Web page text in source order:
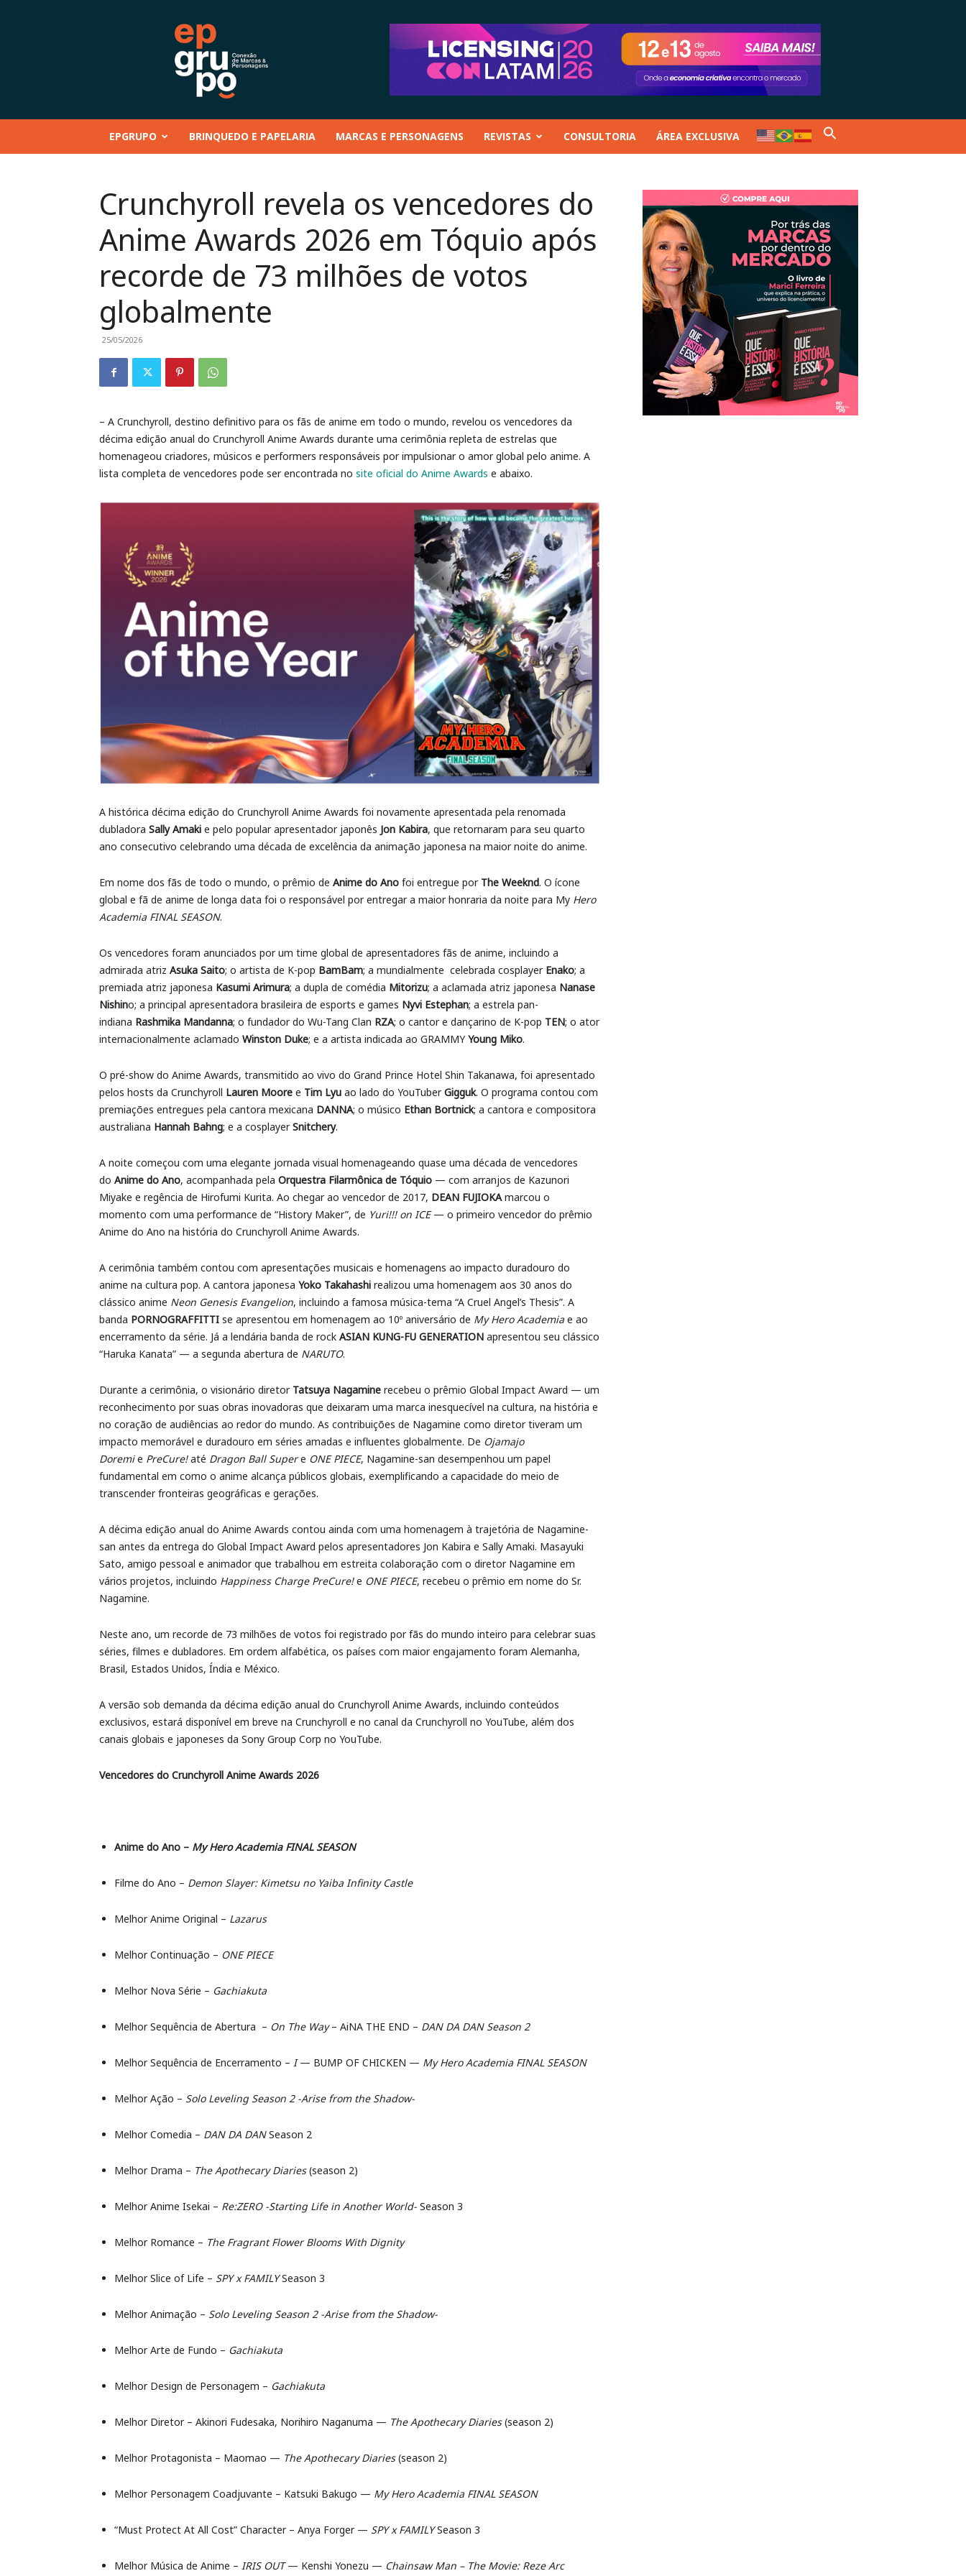
Conteúdo
Eventos
–
Personagens
–
Brinquedo
EPGRUPO BRINQUEDO E PAPELARIA MARCAS E PERSONAGENS REVISTAS CONSULTORIA ÁREA EXCLUSIVA
Crunchyroll revela os vencedores do
Anime Awards 2026 em Tóquio após
recorde de 73 milhões de votos
globalmente
25/05/2026
– A Crunchyroll, destino definitivo para os fãs de anime em todo o mundo, revelou os vencedores da
décima edição anual do Crunchyroll Anime Awards durante uma cerimônia repleta de estrelas que
homenageou criadores, músicos e performers responsáveis por impulsionar o amor global pelo anime. A
lista completa de vencedores pode ser encontrada no site oficial do Anime Awards e abaixo.
A histórica décima edição do Crunchyroll Anime Awards foi novamente apresentada pela renomada
dubladora Sally Amaki e pelo popular apresentador japonês Jon Kabira, que retornaram para seu quarto
ano consecutivo celebrando uma década de excelência da animação japonesa na maior noite do anime.
Em nome dos fãs de todo o mundo, o prêmio de Anime do Ano foi entregue por The Weeknd. O ícone
global e fã de anime de longa data foi o responsável por entregar a maior honraria da noite para My Hero
Academia FINAL SEASON.
Os vencedores foram anunciados por um time global de apresentadores fãs de anime, incluindo a
admirada atriz Asuka Saito; o artista de K-pop BamBam; a mundialmente celebrada cosplayer Enako; a
premiada atriz japonesa Kasumi Arimura; a dupla de comédia Mitorizu; a aclamada atriz japonesa Nanase
Nishino; a principal apresentadora brasileira de esports e games Nyvi Estephan; a estrela pan-
indiana Rashmika Mandanna; o fundador do Wu-Tang Clan RZA; o cantor e dançarino de K-pop TEN; o ator
internacionalmente aclamado Winston Duke; e a artista indicada ao GRAMMYYoung Miko.
O pré-show do Anime Awards, transmitido ao vivo do Grand Prince Hotel Shin Takanawa, foi apresentado
pelos hosts da Crunchyroll Lauren Moore e Tim Lyu ao lado do YouTuberGigguk. O programa contou com
premiações entregues pela cantora mexicana DANNA; o músico Ethan Bortnick; a cantora e compositora
australiana Hannah Bahng; e a cosplayerSnitchery.
A noite começou com uma elegante jornada visual homenageando quase uma década de vencedores
do Anime do Ano, acompanhada pela Orquestra Filarmônica de Tóquio — com arranjos de Kazunori
Miyake e regência de Hirofumi Kurita. Ao chegar ao vencedor de 2017, DEAN FUJIOKA marcou o
momento com uma performance de “History Maker”, de Yuri!!! on ICE— o primeiro vencedor do prêmio
Anime do Ano na história do Crunchyroll Anime Awards.
A cerimônia também contou com apresentações musicais e homenagens ao impacto duradouro do
anime na cultura pop. A cantora japonesa Yoko Takahashi realizou uma homenagem aos 30 anos do
clássico anime Neon Genesis Evangelion, incluindo a famosa música-tema “A Cruel Angel’s Thesis”. A
banda PORNOGRAFFITTI se apresentou em homenagem ao 10º aniversário de My Hero Academia e ao
encerramento da série. Já a lendária banda de rock ASIAN KUNG-FU GENERATION apresentou seu clássico
“Haruka Kanata” — a segunda abertura de NARUTO.
Durante a cerimônia, o visionário diretor Tatsuya Nagamine recebeu o prêmio Global Impact Award — um
reconhecimento por suas obras inovadoras que deixaram uma marca inesquecível na cultura, na história e
no coração de audiências ao redor do mundo. As contribuições de Nagamine como diretor tiveram um
impacto memorável e duradouro em séries amadas e influentes globalmente. De Ojamajo
Doremie PreCure!até Dragon Ball Supere ONE PIECE, Nagamine-san desempenhou um papel
fundamental em como o anime alcança públicos globais, exemplificando a capacidade do meio de
transcender fronteiras geográficas e gerações.
A décima edição anual do Anime Awards contou ainda com uma homenagem à trajetória de Nagamine-
san antes da entrega do Global Impact Award pelos apresentadores Jon Kabira e Sally Amaki. Masayuki
Sato, amigo pessoal e animador que trabalhou em estreita colaboração com o diretor Nagamine em
vários projetos, incluindo Happiness Charge PreCure!e ONE PIECE, recebeu o prêmio em nome do Sr.
Nagamine.
Neste ano, um recorde de 73 milhões de votos foi registrado por fãs do mundo inteiro para celebrar suas
séries, filmes e dubladores. Em ordem alfabética, os países com maior engajamento foram Alemanha,
Brasil, Estados Unidos, Índia e México.
A versão sob demanda da décima edição anual do Crunchyroll Anime Awards, incluindo conteúdos
exclusivos, estará disponível em breve na Crunchyroll e no canal da Crunchyroll no YouTube, além dos
canais globais e japoneses da Sony Group Corp no YouTube.
Vencedores do Crunchyroll Anime Awards 2026
Anime do Ano – My Hero Academia FINAL SEASON
Filme do Ano – Demon Slayer: Kimetsu no Yaiba Infinity Castle
Melhor Anime Original – Lazarus
Melhor Continuação – ONE PIECE
Melhor Nova Série – Gachiakuta
Melhor Sequência de Abertura – On The Way– AiNA THE END – DAN DA DAN Season 2
Melhor Sequência de Encerramento – I— BUMP OF CHICKEN — My Hero Academia FINAL SEASON
Melhor Ação – Solo Leveling Season 2 -Arise from the Shadow-
Melhor Comedia – DAN DA DANSeason 2
Melhor Drama – The Apothecary Diaries(season 2)
Melhor Anime Isekai – Re:ZERO -Starting Life in Another World- Season 3
Melhor Romance – The Fragrant Flower Blooms With Dignity
Melhor Slice of Life – SPY x FAMILYSeason 3
Melhor Animação – Solo Leveling Season 2 -Arise from the Shadow-
Melhor Arte de Fundo – Gachiakuta
Melhor Design de Personagem – Gachiakuta
Melhor Diretor – Akinori Fudesaka, Norihiro Naganuma — The Apothecary Diaries(season 2)
Melhor Protagonista – Maomao — The Apothecary Diaries(season 2)
Melhor Personagem Coadjuvante – Katsuki Bakugo — My Hero Academia FINAL SEASON
“Must Protect At All Cost” Character – Anya Forger — SPY x FAMILYSeason 3
Melhor Música de Anime – IRIS OUT— Kenshi Yonezu — Chainsaw Man – The Movie: Reze Arc